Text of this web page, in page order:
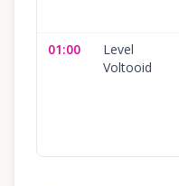
01:00
Level
Voltooid